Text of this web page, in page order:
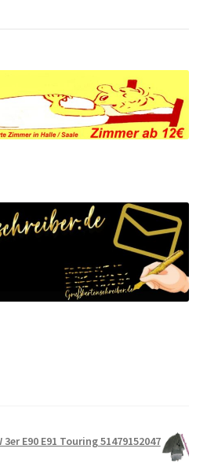
E90 E91 Touring 51479152047